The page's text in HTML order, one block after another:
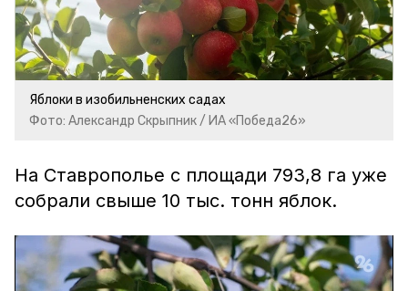
Яблоки в изобильненских садах
Фото: Александр Скрыпник / ИА «Победа26»
На Ставрополье с площади 793,8 га уже
собрали свыше 10 тыс. тонн яблок.